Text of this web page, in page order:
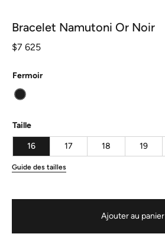
Bracelet Namutoni Or Noir
$7 625
Fermoir
Taille
16 17 18 19
Guide des tailles
Ajouter au panier